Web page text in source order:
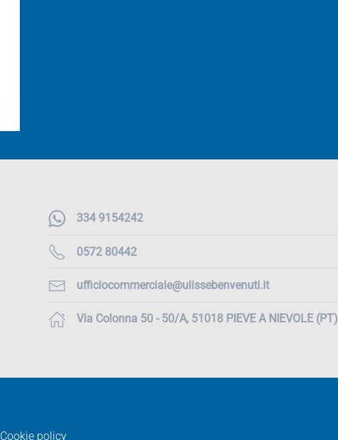
334 9154242
0572 80442
ufficiocommerciale@ulissebenvenuti.it
Via Colonna 50 - 50/A, 51018 PIEVE A NIEVOLE (PT)
Cookie policy